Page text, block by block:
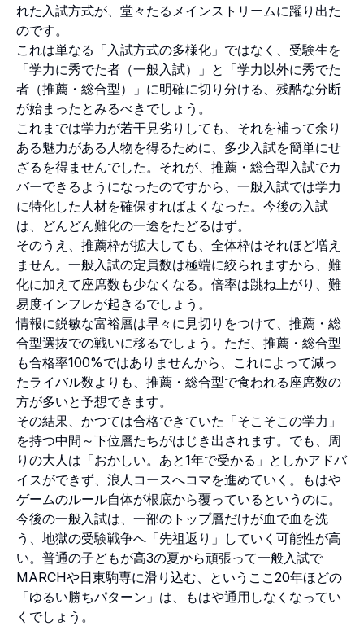
れた入試方式が、堂々たるメインストリームに躍り出た
のです。
これは単なる「入試方式の多様化」ではなく、受験生を
「学力に秀でた者（一般入試）」と「学力以外に秀でた
者（推薦・総合型）」に明確に切り分ける、残酷な分断
が始まったとみるべきでしょう。
これまでは学力が若干見劣りしても、それを補って余り
ある魅力がある人物を得るために、多少入試を簡単にせ
ざるを得ませんでした。それが、推薦・総合型入試でカ
バーできるようになったのですから、一般入試では学力
に特化した人材を確保すればよくなった。今後の入試
は、どんどん難化の一途をたどるはず。
そのうえ、推薦枠が拡大しても、全体枠はそれほど増え
ません。一般入試の定員数は極端に絞られますから、難
化に加えて座席数も少なくなる。倍率は跳ね上がり、難
易度インフレが起きるでしょう。
情報に鋭敏な富裕層は早々に見切りをつけて、推薦・総
合型選抜での戦いに移るでしょう。ただ、推薦・総合型
も合格率100%ではありませんから、これによって減っ
たライバル数よりも、推薦・総合型で食われる座席数の
方が多いと予想できます。
その結果、かつては合格できていた「そこそこの学力」
を持つ中間～下位層たちがはじき出されます。でも、周
りの大人は「おかしい。あと1年で受かる」としかアドバ
イスができず、浪人コースへコマを進めていく。もはや
ゲームのルール自体が根底から覆っているというのに。
今後の一般入試は、一部のトップ層だけが血で血を洗
う、地獄の受験戦争へ「先祖返り」していく可能性が高
い。普通の子どもが高3の夏から頑張って一般入試で
MARCHや日東駒専に滑り込む、というここ20年ほどの
「ゆるい勝ちパターン」は、もはや通用しなくなってい
くでしょう。